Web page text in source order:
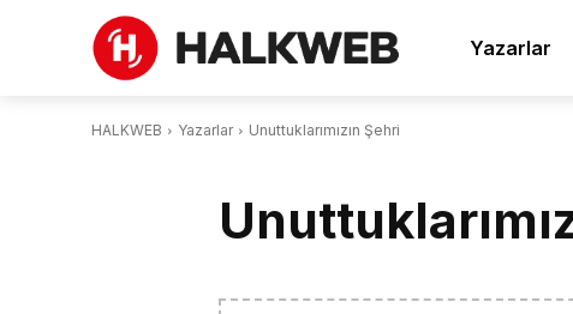
Yazarlar
HALKWEB Yazarlar Unuttuklarımızın Şehri